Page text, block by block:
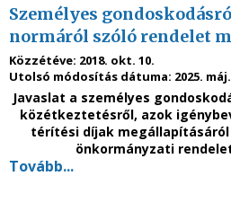
Személyes
normáról szóló rendelet
Közzétéve: 2018. okt. 10.
Utolsó módosítás dátuma: 2025.
Javaslat a személyes
közétkeztetésről, azok
térítési díjak megállapításáról
önkormányzati
Tovább...